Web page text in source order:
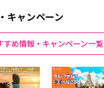
キャンペーン
すめ情報・キャンペーン一覧